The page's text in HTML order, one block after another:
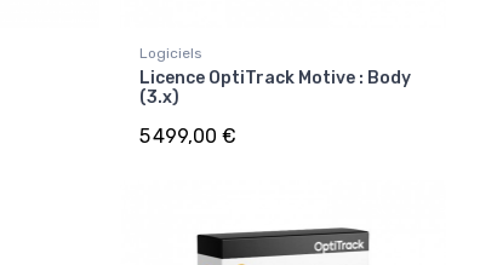
Logiciels
Licence OptiTrack Motive : Body
(3.x)
5 499,00 €